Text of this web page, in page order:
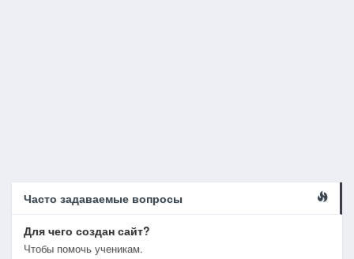
Часто задаваемые вопросы
Для чего создан сайт?
Чтобы помочь ученикам.